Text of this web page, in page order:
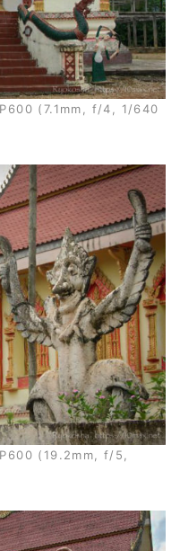
P600 (7.1mm, f/4, 1/640
(19.2mm, f/5,